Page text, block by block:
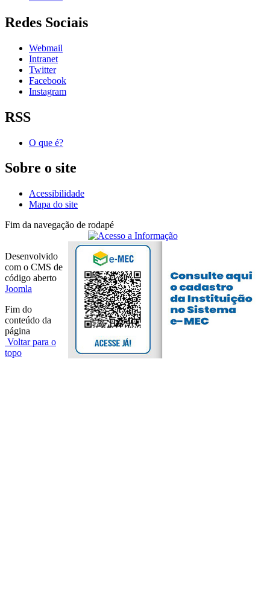
Redes Sociais
Webmail
Intranet
Twitter
Facebook
Instagram
RSS
O que é?
Sobre o site
Acessibilidade
Mapa do site
Fim da navegação de rodapé
Desenvolvido
com o CMS de
código aberto
Joomla
Fim do
conteúdo da
página
Voltar para o
topo